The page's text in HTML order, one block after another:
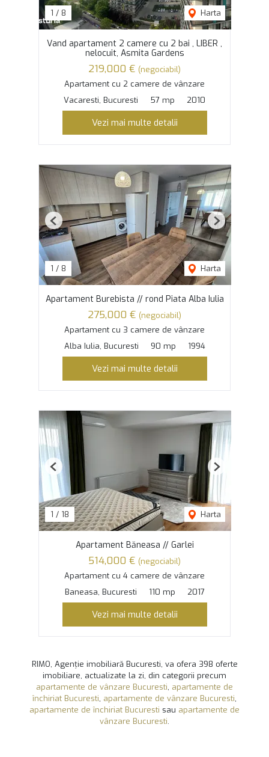
1 / 8 Harta
Vand apartament 2 camere cu 2 bai , LIBER ,
nelocuit, Asmita Gardens
219,000 € (negociabil)
Apartament cu 2 camere de vânzare
Vacaresti, Bucuresti
57 mp 2010
Vezi mai multe detalii
1 / 8 Harta
Previous Next
Apartament Burebista // rond Piata Alba Iulia
275,000 € (negociabil)
Apartament cu 3 camere de vânzare
Alba Iulia, Bucuresti
90 mp 1994
Vezi mai multe detalii
1 / 18 Harta
Previous Next
Apartament Băneasa // Garlei
514,000 € (negociabil)
Apartament cu 4 camere de vânzare
Baneasa, Bucuresti
110 mp 2017
Vezi mai multe detalii
RIMO, Agenție imobiliară Bucuresti, va ofera 398 oferte
imobiliare, actualizate la zi, din categorii precum
apartamente de vânzare Bucuresti, apartamente de
închiriat Bucuresti, apartamente de vânzare Bucuresti,
apartamente de închiriat Bucuresti sau apartamente de
vânzare Bucuresti.